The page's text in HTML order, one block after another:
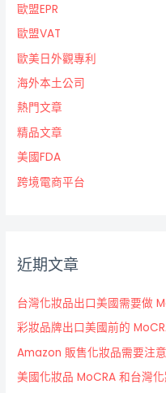
歐盟EPR
歐盟VAT
歐美日外觀專利
海外本土公司
熱門文章
精品文章
美國FDA
跨境電商平台
近期文章
台灣化妝品出口美國需要做
彩妝品牌出口美國前的
Amazon 販售化妝品需要注
美國化妝品 MoCRA 和台灣